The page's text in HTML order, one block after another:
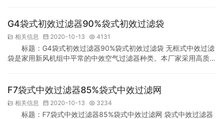
F6袋式过滤器65%袋式中效过滤袋是中效过滤网之一，主要用在送
较多的净化水平，可用在净化-5μm的粉尘。它…
G4袋式初效过滤器90%袋式初效过滤袋
相关信息 2020-10-13 4131
标题：G4袋式初效过滤器90%袋式初效过滤袋 无框式中效过滤
袋是家用新风机组中平常的中效空气过滤器种类。本厂家采用高质
准。 G4袋式初效过滤器90%袋式初效过滤袋是袋式中效过滤器之
产之后制作，具有相对较大的净化成效，可用在处理-…
F7袋式中效过滤器85%袋式中效过滤网
相关信息 2020-10-13 3234
标题：F7袋式中效过滤器85%袋式中效过滤网 袋式中效过滤器